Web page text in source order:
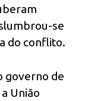
se
do conflito.
governo de
União